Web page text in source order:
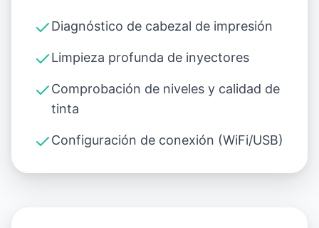
Diagnóstico de cabezal de impresión
Limpieza profunda de inyectores
Comprobación de niveles y calidad de
tinta
Configuración de conexión (WiFi/USB)